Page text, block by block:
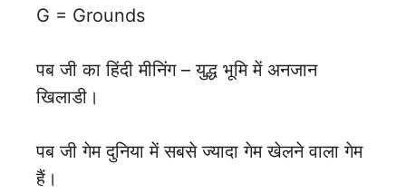
G = Grounds
पब जी का हिंदी मीनिंग – युद्ध भूमि में अनजान
खिलाडी।
पब जी गेम दुनिया में सबसे ज्यादा गेम खेलने वाला गेम
हैं।